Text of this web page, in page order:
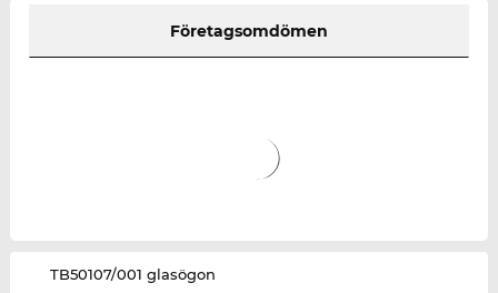
Företagsomdömen
‌TB50107/001 glasögon